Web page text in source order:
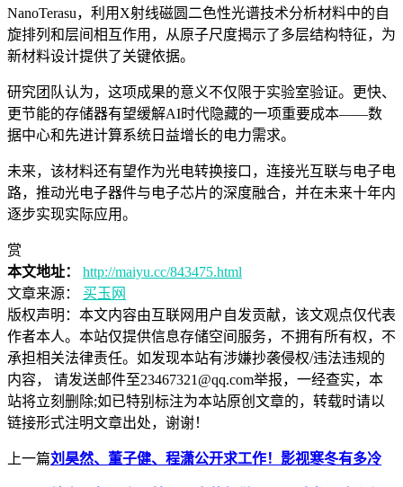
NanoTerasu，利用X射线磁圆二色性光谱技术分析材料中的自
旋排列和层间相互作用，从原子尺度揭示了多层结构特征，为
新材料设计提供了关键依据。
研究团队认为，这项成果的意义不仅限于实验室验证。更快、
更节能的存储器有望缓解AI时代隐藏的一项重要成本——数
据中心和先进计算系统日益增长的电力需求。
未来，该材料还有望作为光电转换接口，连接光互联与电子电
路，推动光电子器件与电子芯片的深度融合，并在未来十年内
逐步实现实际应用。
赏
本文地址：
http://maiyu.cc/843475.html
文章来源：
买玉网
版权声明： 本文内容由互联网用户自发贡献，该文观点仅代表
作者本人。本站仅提供信息存储空间服务，不拥有所有权，不
承担相关法律责任。如发现本站有涉嫌抄袭侵权/违法违规的
内容， 请发送邮件至23467321@qq.com举报，一经查实，本
站将立刻删除;如已特别标注为本站原创文章的，转载时请以
链接形式注明文章出处，谢谢！
上一篇刘昊然、董子健、程潇公开求工作！影视寒冬有多冷